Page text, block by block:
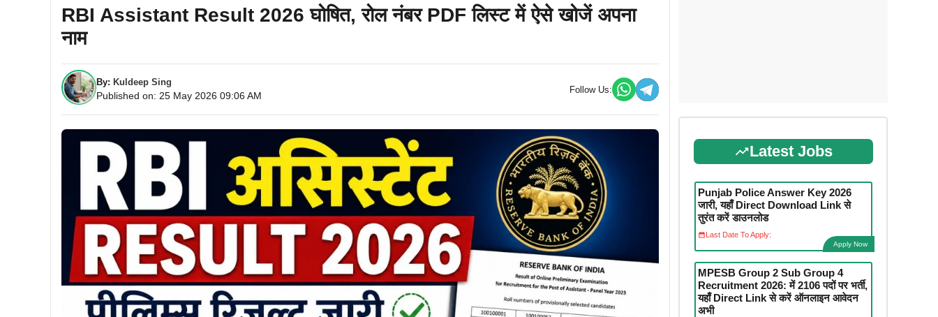
RBI Assistant Result 2026 घोषित, रोल नंबर PDF लिस्ट में ऐसे खोजें अपना
नाम
By: Kuldeep Sing
Published on: 25 May 2026 09:06 AM
Follow Us:
Latest Jobs
Punjab Police Answer Key 2026
जारी, यहाँ Direct Download Link से
तुरंत करें डाउनलोड
Last Date To Apply:
Apply Now
MPESB Group 2 Sub Group 4
Recruitment 2026: में 2106 पदों पर भर्ती,
यहाँ Direct Link से करें ऑनलाइन आवेदन
अभी